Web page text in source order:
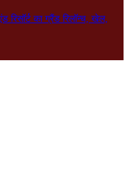
रिसॉर्ट का ग्रैंड रिलॉन्च, खेल,